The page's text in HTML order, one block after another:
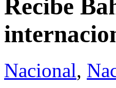
Recibe
Nacional,